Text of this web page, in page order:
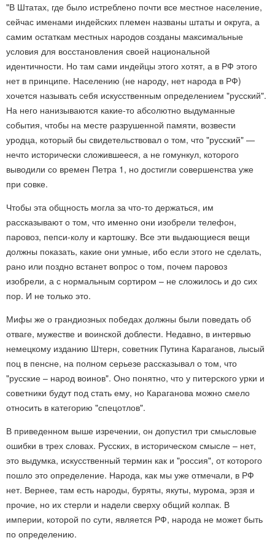
"В Штатах, где было истреблено почти все местное население,
сейчас именами индейских племен названы штаты и округа, а
самим остаткам местных народов созданы максимальные
условия для восстановления своей национальной
идентичности. Но там сами индейцы этого хотят, а в РФ этого
нет в принципе. Населению (не народу, нет народа в РФ)
хочется называть себя искусственным определением "русский".
На него нанизываются какие-то абсолютно выдуманные
события, чтобы на месте разрушенной памяти, возвести
уродца, который бы свидетельствовал о том, что "русский" —
нечто исторически сложившееся, а не гомункул, которого
выводили со времен Петра 1, но достигли совершенства уже
при совке.
Чтобы эта общность могла за что-то держаться, им
рассказывают о том, что именно они изобрели телефон,
паровоз, пепси-колу и картошку. Все эти выдающиеся вещи
должны показать, какие они умные, ибо если этого не сделать,
рано или поздно встанет вопрос о том, почем паровоз
изобрели, а с нормальным сортиром – не сложилось и до сих
пор. И не только это.
Мифы же о грандиозных победах должны были поведать об
отваге, мужестве и воинской доблести. Недавно, в интервью
немецкому изданию Штерн, советник Путина Караганов, лысый
поц в пенсне, на полном серьезе рассказывал о том, что
"русские – народ воинов". Оно понятно, что у питерского урки и
советники будут под стать ему, но Караганова можно смело
относить в категорию "спецотлов".
В приведенном выше изречении, он допустил три смысловые
ошибки в трех словах. Русских, в историческом смысле – нет,
это выдумка, искусственный термин как и "россия", от которого
пошло это определение. Народа, как мы уже отмечали, в РФ
нет. Вернее, там есть народы, буряты, якуты, мурома, эрзя и
прочие, но их стерли и надели сверху общий колпак. В
империи, которой по сути, является РФ, народа не может быть
по определению.